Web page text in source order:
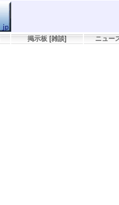
掲示板 [雑談] ニュー